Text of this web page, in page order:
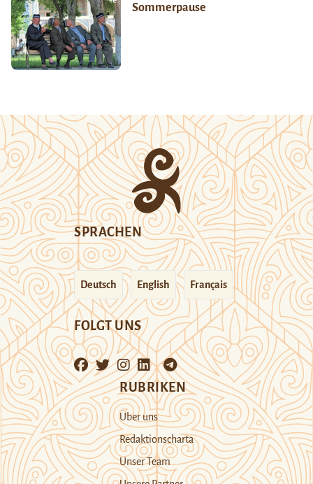
Sommerpause
SPRACHEN
Deutsch English Français
FOLGT UNS
RUBRIKEN
Über uns
Redaktionscharta
Unser Team